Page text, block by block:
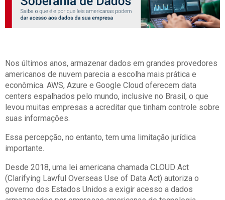
Nos últimos anos, armazenar dados em grandes provedores
americanos de nuvem parecia a escolha mais prática e
econômica. AWS, Azure e Google Cloud oferecem data
centers espalhados pelo mundo, inclusive no Brasil, o que
levou muitas empresas a acreditar que tinham controle sobre
suas informações.
Essa percepção, no entanto, tem uma limitação jurídica
importante.
Desde 2018, uma lei americana chamada CLOUD Act
(Clarifying Lawful Overseas Use of Data Act) autoriza o
governo dos Estados Unidos a exigir acesso a dados